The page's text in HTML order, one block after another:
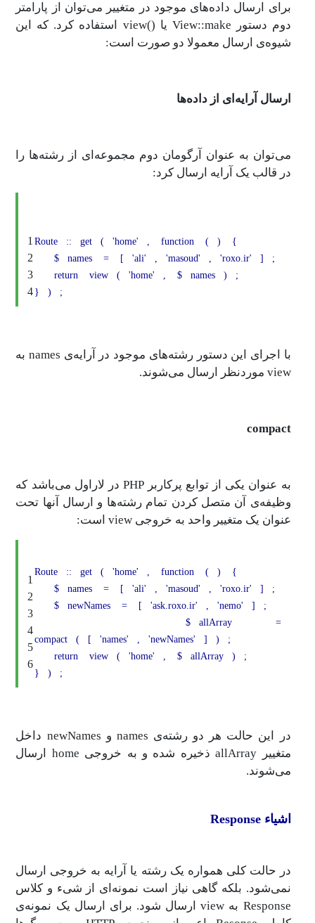
برای ارسال داده‌های موجود در متغییر می‌توان از پارامتر
دوم دستور View::make یا ()view‌ استفاده کرد. که این
شیوه‌ی ارسال معمولا دو صورت است:
ارسال آرایه‌ای از داده‌ها
می‌توان به عنوان آرگومان دوم مجموعه‌ای از رشته‌ها را
در قالب یک آرایه ارسال کرد:
1
2
3
4
Route :: get ( 'home' , function ( )
{
$
names = [ 'ali' , 'masoud' , 'roxo.ir' ]
;
return
view ( 'home' , $ names )
;
}
) ;
با اجرای این دستور رشته‌های موجود در آرایه‌ی names به
view موردنظر ارسال می‌شوند.
compact
به عنوان یکی از توابع پرکاربر PHP در لاراول می‌باشد که
وظیفه‌ی آن متصل کردن تمام رشته‌ها و ارسال آنها تحت
عنوان یک متغییر واحد به خروجی view است:
1
2
3
4
5
6
Route :: get ( 'home' , function ( )
{
$
names = [ 'ali' , 'masoud' , 'roxo.ir' ]
;
$
newNames = [ 'ask.roxo.ir' , 'nemo' ]
;
$
allArray
=
compact
( [ 'names' , 'newNames' ] )
;
return
view ( 'home' , $ allArray )
;
}
) ;
در این حالت هر دو رشته‌ی names و newNames داخل
متغییر allArray ذخیره شده و به خروجی home ارسال
می‌شوند.
اشیاء Response
در حالت کلی همواره یک رشته یا آرایه به خروجی ارسال
نمی‌شود. بلکه گاهی نیاز است نمونه‌ای از شیء و کلاس
Response به view ارسال شود. برای ارسال یک نمونه‌ی